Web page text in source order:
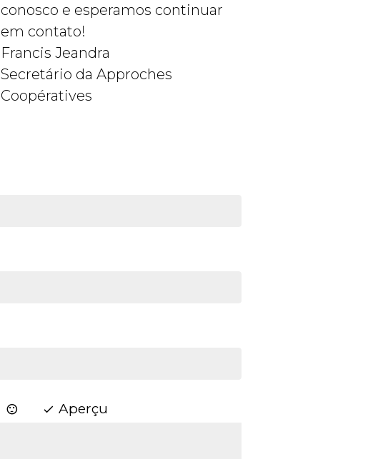
conosco e esperamos continuar
em contato!
Francis Jeandra
Secretário da Approches
Coopératives
Aperçu